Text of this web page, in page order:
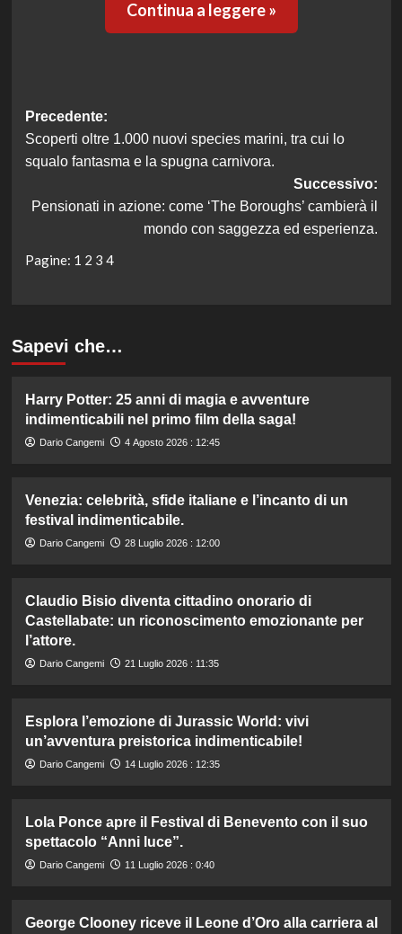
Continua a leggere »
Navigazione
articolo
Precedente:
Scoperti oltre 1.000 nuovi species marini, tra cui lo
squalo fantasma e la spugna carnivora.
Successivo:
Pensionati in azione: come ‘The Boroughs’ cambierà il
mondo con saggezza ed esperienza.
Pagine: 1 2 3 4
Sapevi che…
Harry Potter: 25 anni di magia e avventure
indimenticabili nel primo film della saga!
Dario Cangemi 4 Agosto 2026 : 12:45
Venezia: celebrità, sfide italiane e l’incanto di un
festival indimenticabile.
Dario Cangemi 28 Luglio 2026 : 12:00
Claudio Bisio diventa cittadino onorario di
Castellabate: un riconoscimento emozionante per
l’attore.
Dario Cangemi 21 Luglio 2026 : 11:35
Esplora l’emozione di Jurassic World: vivi
un’avventura preistorica indimenticabile!
Dario Cangemi 14 Luglio 2026 : 12:35
Lola Ponce apre il Festival di Benevento con il suo
spettacolo “Anni luce”.
Dario Cangemi 11 Luglio 2026 : 0:40
George Clooney riceve il Leone d’Oro alla carriera al